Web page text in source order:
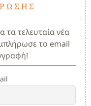
τα τελευταία νέα
το email